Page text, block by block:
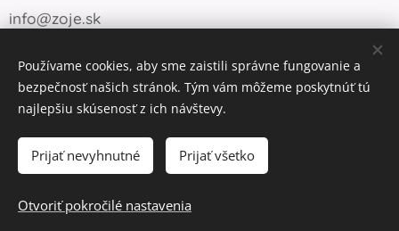
Do košíka
info@zoje.sk
Obchodné podmienky
Ochrana súkromia
Cookies
Používame cookies, aby sme zaistili správne fungovanie a
bezpečnosť našich stránok. Tým vám môžeme poskytnúť tú
najlepšiu skúsenosť z ich návštevy.
Prijať nevyhnutné Prijať všetko
Otvoriť pokročilé nastavenia